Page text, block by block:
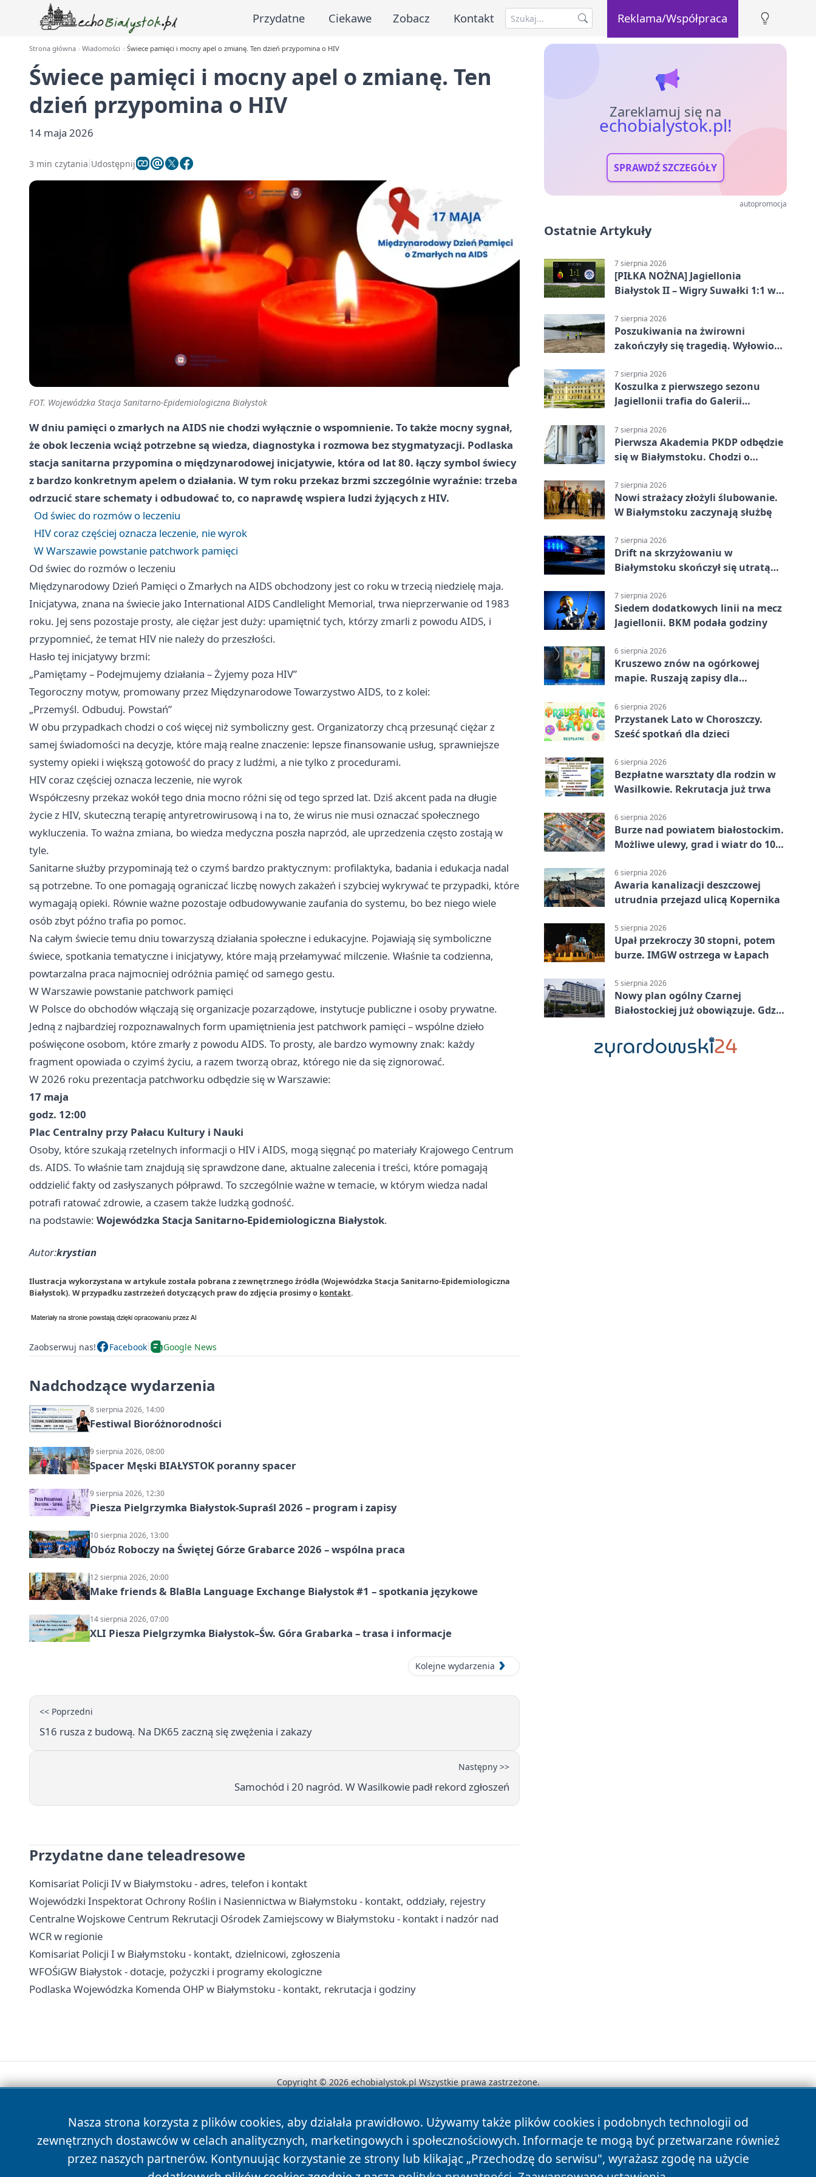
Przydatne Ciekawe Zobacz Kontakt Reklama/Współpraca
Strona główna Wiadomości Świece pamięci i mocny apel o zmianę. Ten dzień przypomina o HIV
Świece pamięci i mocny apel o zmianę. Ten
dzień przypomina o HIV
14 maja 2026
3 min czytania Udostępnij
FOT. Wojewódzka Stacja Sanitarno-Epidemiologiczna Białystok
W dniu pamięci o zmarłych na AIDS nie chodzi wyłącznie o wspomnienie. To także mocny sygnał,
że obok leczenia wciąż potrzebne są wiedza, diagnostyka i rozmowa bez stygmatyzacji. Podlaska
stacja sanitarna przypomina o międzynarodowej inicjatywie, która od lat 80. łączy symbol świecy
z bardzo konkretnym apelem o działania. W tym roku przekaz brzmi szczególnie wyraźnie: trzeba
odrzucić stare schematy i odbudować to, co naprawdę wspiera ludzi żyjących z HIV.
Od świec do rozmów o leczeniu
HIV coraz częściej oznacza leczenie, nie wyrok
W Warszawie powstanie patchwork pamięci
Od świec do rozmów o leczeniu
Międzynarodowy Dzień Pamięci o Zmarłych na AIDS obchodzony jest co roku w trzecią niedzielę maja.
Inicjatywa, znana na świecie jako International AIDS Candlelight Memorial, trwa nieprzerwanie od 1983
roku. Jej sens pozostaje prosty, ale ciężar jest duży: upamiętnić tych, którzy zmarli z powodu AIDS, i
przypomnieć, że temat HIV nie należy do przeszłości.
Hasło tej inicjatywy brzmi:
„Pamiętamy – Podejmujemy działania – Żyjemy poza HIV”
Tegoroczny motyw, promowany przez Międzynarodowe Towarzystwo AIDS, to z kolei:
„Przemyśl. Odbuduj. Powstań”
W obu przypadkach chodzi o coś więcej niż symboliczny gest. Organizatorzy chcą przesunąć ciężar z
samej świadomości na decyzje, które mają realne znaczenie: lepsze finansowanie usług, sprawniejsze
systemy opieki i większą gotowość do pracy z ludźmi, a nie tylko z procedurami.
HIV coraz częściej oznacza leczenie, nie wyrok
Współczesny przekaz wokół tego dnia mocno różni się od tego sprzed lat. Dziś akcent pada na długie
życie z HIV, skuteczną terapię antyretrowirusową i na to, że wirus nie musi oznaczać społecznego
wykluczenia. To ważna zmiana, bo wiedza medyczna poszła naprzód, ale uprzedzenia często zostają w
tyle.
Sanitarne służby przypominają też o czymś bardzo praktycznym: profilaktyka, badania i edukacja nadal
są potrzebne. To one pomagają ograniczać liczbę nowych zakażeń i szybciej wykrywać te przypadki, które
wymagają opieki. Równie ważne pozostaje odbudowywanie zaufania do systemu, bo bez niego wiele
osób zbyt późno trafia po pomoc.
Na całym świecie temu dniu towarzyszą działania społeczne i edukacyjne. Pojawiają się symboliczne
świece, spotkania tematyczne i inicjatywy, które mają przełamywać milczenie. Właśnie ta codzienna,
powtarzalna praca najmocniej odróżnia pamięć od samego gestu.
W Warszawie powstanie patchwork pamięci
W Polsce do obchodów włączają się organizacje pozarządowe, instytucje publiczne i osoby prywatne.
Jedną z najbardziej rozpoznawalnych form upamiętnienia jest patchwork pamięci – wspólne dzieło
poświęcone osobom, które zmarły z powodu AIDS. To prosty, ale bardzo wymowny znak: każdy
fragment opowiada o czyimś życiu, a razem tworzą obraz, którego nie da się zignorować.
W 2026 roku prezentacja patchworku odbędzie się wWarszawie:
17 maja
godz. 12:00
Plac Centralny przy Pałacu Kultury i Nauki
Osoby, które szukają rzetelnych informacji o HIV i AIDS, mogą sięgnąć po materiały Krajowego Centrum
ds. AIDS. To właśnie tam znajdują się sprawdzone dane, aktualne zalecenia i treści, które pomagają
oddzielić fakty od zasłyszanych półprawd. To szczególnie ważne w temacie, w którym wiedza nadal
potrafi ratować zdrowie, a czasem także ludzką godność.
na podstawie: Wojewódzka Stacja Sanitarno-Epidemiologiczna Białystok.
Autor:krystian
Ilustracja wykorzystana w artykule została pobrana z zewnętrznego źródła (Wojewódzka Stacja Sanitarno-Epidemiologiczna
Białystok). W przypadku zastrzeżeń dotyczących praw do zdjęcia prosimy o kontakt.
Zaobserwuj nas! Facebook Google News
Nadchodzące wydarzenia
8 sierpnia 2026, 14:00
Festiwal Bioróżnorodności
9 sierpnia 2026, 08:00
Spacer Męski BIAŁYSTOK poranny spacer
9 sierpnia 2026, 12:30
Piesza Pielgrzymka Białystok-Supraśl 2026 – program i zapisy
10 sierpnia 2026, 13:00
Obóz Roboczy na Świętej Górze Grabarce 2026 – wspólna praca
12 sierpnia 2026, 20:00
Make friends & BlaBla Language Exchange Białystok #1 – spotkania językowe
14 sierpnia 2026, 07:00
XLI Piesza Pielgrzymka Białystok–Św. Góra Grabarka – trasa i informacje
Kolejne wydarzenia
<< Poprzedni
S16 rusza z budową. Na DK65 zaczną się zwężenia i zakazy
Następny >>
Samochód i 20 nagród. W Wasilkowie padł rekord zgłoszeń
Przydatne dane teleadresowe
Komisariat Policji IV w Białymstoku - adres, telefon i kontakt
Wojewódzki Inspektorat Ochrony Roślin i Nasiennictwa w Białymstoku - kontakt, oddziały, rejestry
Centralne Wojskowe Centrum Rekrutacji Ośrodek Zamiejscowy w Białymstoku - kontakt i nadzór nad
WCR w regionie
Komisariat Policji I w Białymstoku - kontakt, dzielnicowi, zgłoszenia
WFOŚiGW Białystok - dotacje, pożyczki i programy ekologiczne
Podlaska Wojewódzka Komenda OHP w Białymstoku - kontakt, rekrutacja i godziny
Zareklamuj się na
echobialystok.pl!
SPRAWDŹ SZCZEGÓŁY
autopromocja
Ostatnie Artykuły
7 sierpnia 2026
[PIŁKA NOŻNA] Jagiellonia
Białystok II – Wigry Suwałki 1:1 w
7 sierpnia 2026
Poszukiwania na żwirowni
zakończyły się tragedią. Wyłowiono
7 sierpnia 2026
Koszulka z pierwszego sezonu
Jagiellonii trafia do Galerii
7 sierpnia 2026
Pierwsza Akademia PKDP odbędzie
się w Białymstoku. Chodzi o
7 sierpnia 2026
Nowi strażacy złożyli ślubowanie.
W Białymstoku zaczynają służbę
7 sierpnia 2026
Drift na skrzyżowaniu w
Białymstoku skończył się utratą
7 sierpnia 2026
Siedem dodatkowych linii na mecz
Jagiellonii. BKM podała godziny
6 sierpnia 2026
Kruszewo znów na ogórkowej
mapie. Ruszają zapisy dla
6 sierpnia 2026
Przystanek Lato w Choroszczy.
Sześć spotkań dla dzieci
6 sierpnia 2026
Bezpłatne warsztaty dla rodzin w
Wasilkowie. Rekrutacja już trwa
6 sierpnia 2026
Burze nad powiatem białostockim.
Możliwe ulewy, grad i wiatr do 100
6 sierpnia 2026
Awaria kanalizacji deszczowej
utrudnia przejazd ulicą Kopernika
5 sierpnia 2026
Upał przekroczy 30 stopni, potem
burze. IMGW ostrzega w Łapach
5 sierpnia 2026
Nowy plan ogólny Czarnej
Białostockiej już obowiązuje. Gdzie
Nasza strona korzysta z plików cookies, aby działała prawidłowo. Używamy także plików cookies i podobnych technologii od
zewnętrznych dostawców w celach analitycznych, marketingowych i społecznościowych. Informacje te mogą być przetwarzane również
przez naszych partnerów. Kontynuując korzystanie ze strony lub klikając „Przechodzę do serwisu", wyrażasz zgodę na użycie
Copyright © 2026 echobialystok.pl Wszystkie prawa zastrzeżone.
News Autorzy Polityka Prywatności Polityka Cookies